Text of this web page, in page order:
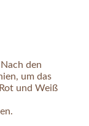
den
um das
und Weiß